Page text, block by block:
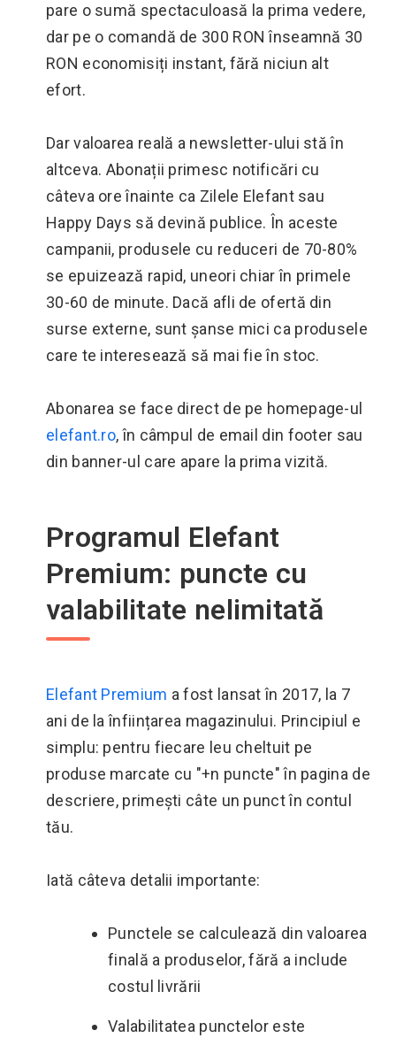
pare o sumă spectaculoasă la prima vedere,
dar pe o comandă de 300 RON înseamnă 30
RON economisiți instant, fără niciun alt
efort.
Dar valoarea reală a newsletter-ului stă în
altceva. Abonații primesc notificări cu
câteva ore înainte ca Zilele Elefant sau
Happy Days să devină publice. În aceste
campanii, produsele cu reduceri de 70-80%
se epuizează rapid, uneori chiar în primele
30-60 de minute. Dacă afli de ofertă din
surse externe, sunt șanse mici ca produsele
care te interesează să mai fie în stoc.
Abonarea se face direct de pe homepage-ul
elefant.ro, în câmpul de email din footer sau
din banner-ul care apare la prima vizită.
Programul Elefant
Premium: puncte cu
valabilitate nelimitată
Elefant Premium a fost lansat în 2017, la 7
ani de la înființarea magazinului. Principiul e
simplu: pentru fiecare leu cheltuit pe
produse marcate cu "+n puncte" în pagina de
descriere, primești câte un punct în contul
tău.
Iată câteva detalii importante:
Punctele se calculează din valoarea
finală a produselor, fără a include
costul livrării
Valabilitatea punctelor este